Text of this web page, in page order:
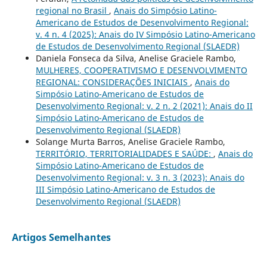
regional no Brasil , Anais do Simpósio Latino-
Americano de Estudos de Desenvolvimento Regional:
v. 4 n. 4 (2025): Anais do IV Simpósio Latino-Americano
de Estudos de Desenvolvimento Regional (SLAEDR)
Daniela Fonseca da Silva, Anelise Graciele Rambo,
MULHERES, COOPERATIVISMO E DESENVOLVIMENTO
REGIONAL: CONSIDERAÇÕES INICIAIS , Anais do
Simpósio Latino-Americano de Estudos de
Desenvolvimento Regional: v. 2 n. 2 (2021): Anais do II
Simpósio Latino-Americano de Estudos de
Desenvolvimento Regional (SLAEDR)
Solange Murta Barros, Anelise Graciele Rambo,
TERRITÓRIO, TERRITORIALIDADES E SAÚDE: , Anais do
Simpósio Latino-Americano de Estudos de
Desenvolvimento Regional: v. 3 n. 3 (2023): Anais do
III Simpósio Latino-Americano de Estudos de
Desenvolvimento Regional (SLAEDR)
Artigos Semelhantes